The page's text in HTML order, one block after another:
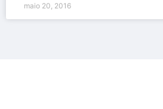
maio 20, 2016